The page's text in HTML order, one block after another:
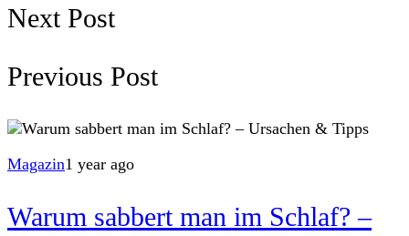
Next Post
Previous Post
Magazin1 year ago
Warum sabbert man im Schlaf? –